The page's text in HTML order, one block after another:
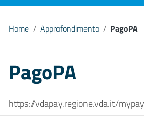
Home / Approfondimento / PagoPA
PagoPA
https://vdapay.regione.vda.it/